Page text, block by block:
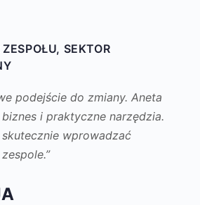
SEKTOR
podejście do zmiany. Aneta
i praktyczne narzędzia.
skutecznie wprowadzać